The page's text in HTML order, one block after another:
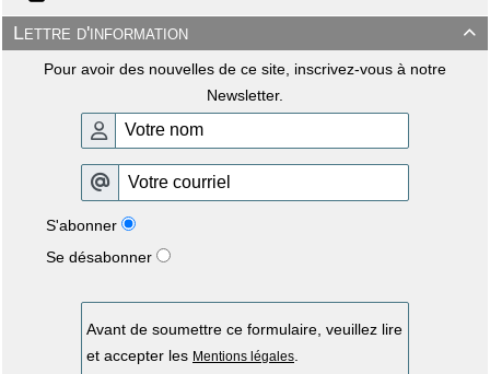

Lettre d'information
Pour avoir des nouvelles de ce site, inscrivez-vous à notre
Newsletter.
S'abonner
Se désabonner
Avant de soumettre ce formulaire, veuillez lire
et accepter les Mentions légales